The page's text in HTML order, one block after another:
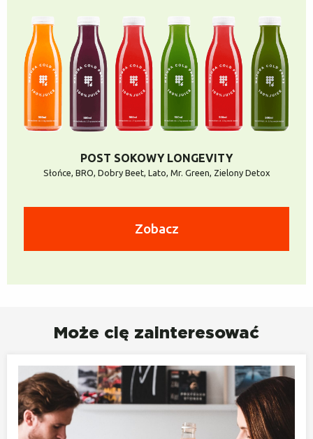
POST SOKOWY LONGEVITY
Słońce, BRO, Dobry Beet, Lato, Mr. Green, Zielony Detox
Zobacz
Może cię zainteresować